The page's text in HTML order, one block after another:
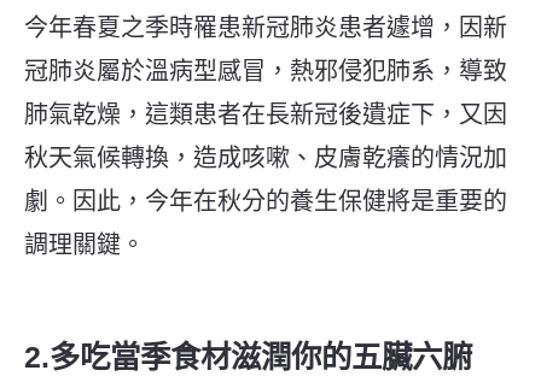
今年春夏之季時罹患新冠肺炎患者遽增，因新
冠肺炎屬於溫病型感冒，熱邪侵犯肺系，導致
肺氣乾燥，這類患者在長新冠後遺症下，又因
秋天氣候轉換，造成咳嗽、皮膚乾癢的情況加
劇。因此，今年在秋分的養生保健將是重要的
調理關鍵。
2.多吃當季食材滋潤你的五臟六腑